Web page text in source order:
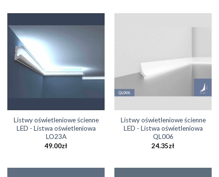
Listwy oświetleniowe ścienne
LED - Listwa oświetleniowa
LO23A
49.00zł
Listwy oświetleniowe ścienne
LED - Listwa oświetleniowa
QL006
24.35zł